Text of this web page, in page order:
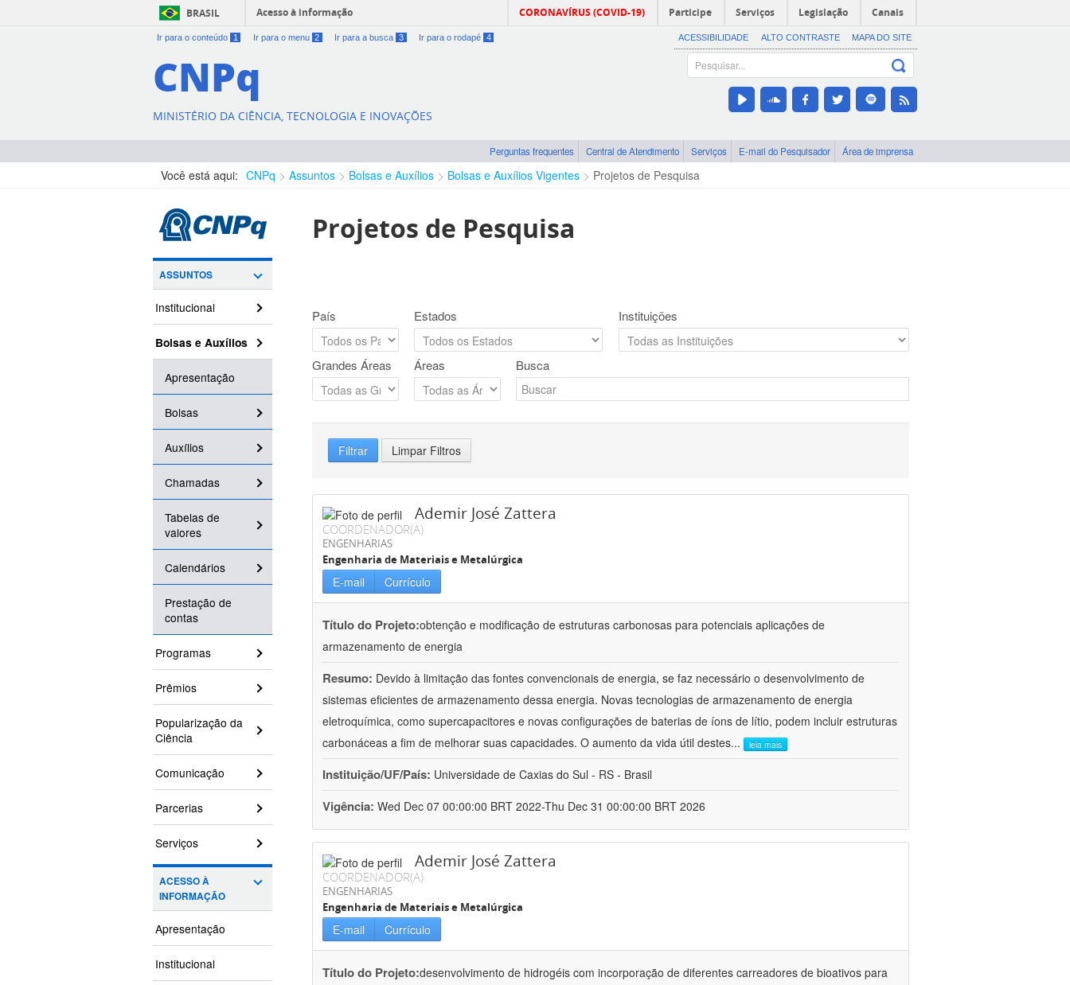
BRASIL Acesso à informação CORONAVÍRUS (COVID-19) Participe Serviços Legislação Canais
Ir para o conteúdo 1 Ir para o menu 2 Ir para a busca 3 Ir para o rodapé 4 ACESSIBILIDADE ALTO CONTRASTE MAPA DO SITE
CNPq
MINISTÉRIO DA CIÊNCIA, TECNOLOGIA E INOVAÇÕES
Perguntas frequentes Central de Atendimento Serviços E-mail do Pesquisador Área de imprensa
Você está aqui: CNPq Assuntos Bolsas e Auxílios Bolsas e Auxílios Vigentes Projetos de Pesquisa
ASSUNTOS
Institucional
Bolsas e Auxílios
Apresentação
Bolsas
Auxílios
Chamadas
Tabelas de
valores
Calendários
Prestação de
contas
Programas
Prêmios
Popularização da
Ciência
Comunicação
Parcerias
Serviços
ACESSO À
INFORMAÇÃO
Apresentação
Institucional
Projetos de Pesquisa
País Estados Instituições
Grandes Áreas Áreas Busca
Filtrar Limpar Filtros
Ademir José Zattera
COORDENADOR(A)
ENGENHARIAS
Engenharia de Materiais e Metalúrgica
E-mail Currículo
Título do Projeto:obtenção e modificação de estruturas carbonosas para potenciais aplicações de
armazenamento de energia
Resumo: Devido à limitação das fontes convencionais de energia, se faz necessário o desenvolvimento de
sistemas eficientes de armazenamento dessa energia. Novas tecnologias de armazenamento de energia
eletroquímica, como supercapacitores e novas configurações de baterias de íons de lítio, podem incluir estruturas
carbonáceas a fim de melhorar suas capacidades. O aumento da vida útil destes... leia mais
Instituição/UF/País: Universidade de Caxias do Sul - RS - Brasil
Vigência: Wed Dec 07 00:00:00 BRT 2022-Thu Dec 31 00:00:00 BRT 2026
Ademir José Zattera
COORDENADOR(A)
ENGENHARIAS
Engenharia de Materiais e Metalúrgica
E-mail Currículo
Título do Projeto:desenvolvimento de hidrogéis com incorporação de diferentes carreadores de bioativos para